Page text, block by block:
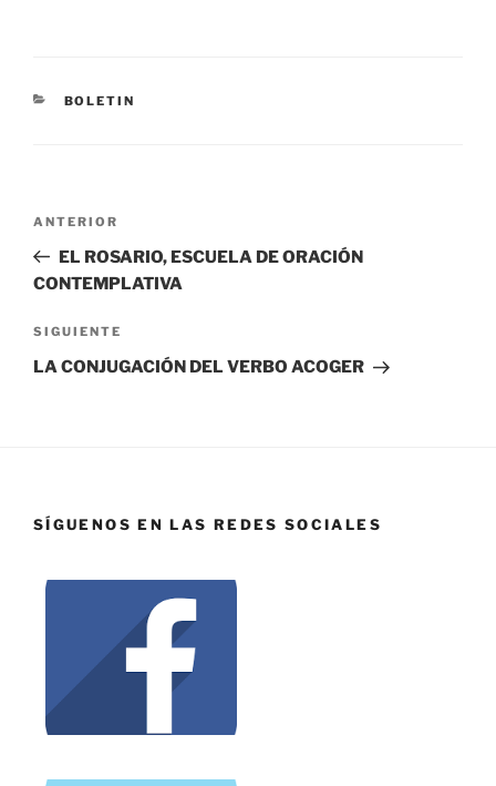
BOLETIN
ANTERIOR
EL ROSARIO, ESCUELA DE ORACIÓN
CONTEMPLATIVA
SIGUIENTE
LA CONJUGACIÓN DEL VERBO ACOGER
SÍGUENOS EN LAS REDES SOCIALES